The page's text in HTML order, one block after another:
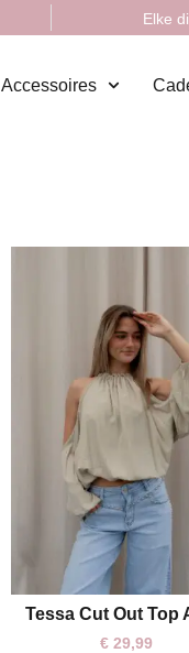
Elke
Accessoires
S M L
Tessa Cut Out Top
€ 29,99